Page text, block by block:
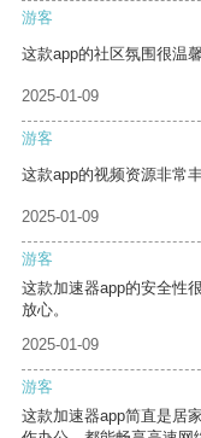
游客
这款app的社区氛围很温
2025-01-09
游客
这款app的视频资源非常
2025-01-09
游客
这款加速器app的安全性
放心。
2025-01-09
游客
这款加速器app简直是居